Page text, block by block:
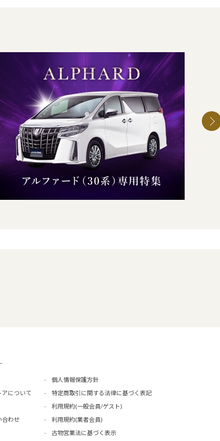
アについて
合わせ
個人情報保護方針
特定商取引に関する法律に基づく表記
利用規約(一般会員/ゲスト)
利用規約(業者会員)
古物営業法に基づく表示